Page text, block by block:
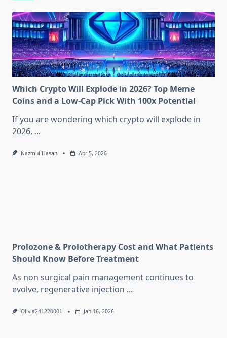
Which Crypto Will Explode in 2026? Top Meme
Coins and a Low-Cap Pick With 100x Potential
If you are wondering which crypto will explode in
2026, ...
Nazmul Hasan Apr 5, 2026
Prolozone & Prolotherapy Cost and What Patients
Should Know Before Treatment
As non surgical pain management continues to
evolve, regenerative injection ...
Olivia241220001 Jan 16, 2026